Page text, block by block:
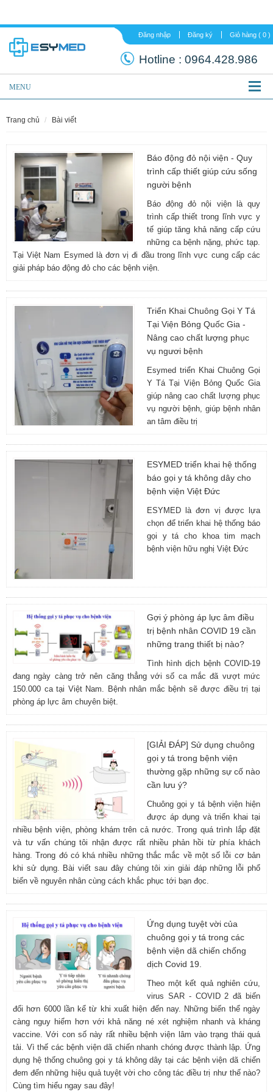
Đăng nhập Đăng ký
Hotline :
MENU
trang chủ bài viết
Báo động đỏ nội viện - Quy
trình cấp thiết giúp cứu sống
người bệnh
Báo động đỏ nội viện là quy
trình cấp thiết trong lĩnh vực y
tế giúp tăng khả năng cấp cứu
những ca bệnh nặng, phức tạp.
Tại Việt Nam Esymed là đơn vị đi đầu trong lĩnh vực cung cấp các
giải pháp báo động đỏ cho các bệnh viện.
Triển Khai Chuông Gọi Y Tá
Tại Viện Bỏng Quốc Gia -
Nâng cao chất lượng phục
vụ ngươi bệnh
Esymed triển Khai Chuông Gọi
Y Tá Tại Viện Bỏng Quốc Gia
giúp nâng cao chất lượng phục
vụ người bệnh, giúp bệnh nhân
an tâm điều trị
ESYMED triển khai hệ thống
báo gọi y tá không dây cho
bệnh viện Việt Đức
ESYMED là đơn vị được lựa
chọn để triển khai hệ thống báo
gọi y tá cho khoa tim mạch
bệnh viện hữu nghị Việt Đức
Gợi ý phòng áp lực âm điều
trị bệnh nhân COVID 19 cần
những trang thiết bị nào?
Tình hình dịch bệnh COVID-19
đang ngày càng trở nên căng thẳng với số ca mắc đã vượt mức
150.000 ca tại Việt Nam. Bệnh nhân mắc bệnh sẽ được điều trị tại
phòng áp lực âm chuyên biệt.
[GIẢI ĐÁP] Sử dụng chuông
gọi y tá trong bệnh viện
thường gặp những sự cố nào
cần lưu ý?
Chuông gọi y tá bệnh viện hiện
được áp dụng và triển khai tại
nhiều bệnh viện, phòng khám trên cả nước. Trong quá trình lắp đặt
và tư vấn chúng tôi nhận được rất nhiều phản hồi từ phía khách
hàng. Trong đó có khá nhiều những thắc mắc về một số lỗi cơ bản
khi sử dụng. Bài viết sau đây chúng tôi xin giải đáp những lỗi phổ
biến về nguyên nhân cùng cách khắc phục tới bạn đọc.
Ứng dụng tuyệt vời của
chuông gọi y tá trong các
bệnh viện dã chiến chống
dịch Covid 19.
Theo một kết quả nghiên cứu,
virus SAR - COVID 2 đã biến
đổi hơn 6000 lần kể từ khi xuất hiện đến nay. Những biến thể ngày
càng nguy hiểm hơn với khả năng né xét nghiệm nhanh và kháng
vaccine. Với con số này rất nhiều bệnh viện lâm vào trạng thái quá
tải. Vì thế các bệnh viện dã chiến nhanh chóng được thành lập. Ứng
dụng hệ thống chuông gọi y tá không dây tại các bệnh viện dã chiến
đem đến những hiệu quả tuyệt vời cho công tác điều trị như thế nào?
Cùng tìm hiểu ngay sau đây!